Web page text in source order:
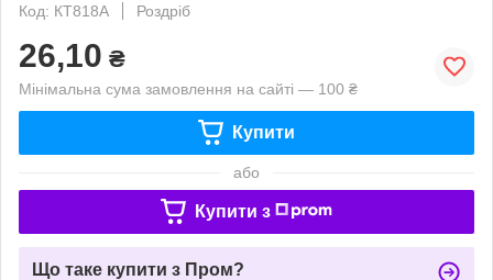
Код: КТ818А
Роздріб
26,10 ₴
Мінімальна сума замовлення на сайті — 100 ₴
Купити
або
Купити з
Що таке купити з Пром?